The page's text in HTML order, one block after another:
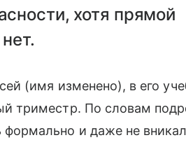
хотя прямой
(имя изменено), в его
триместр. По словам
и даже не